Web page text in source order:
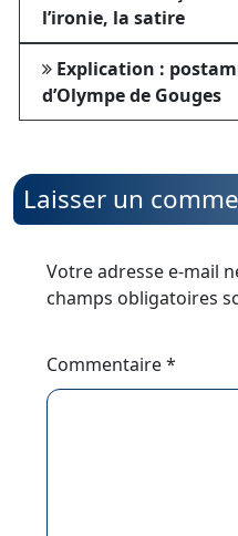
l’ironie, la satire
Explication :
d’Olympe de Gouges
Laisser un
Votre adresse e-mail
champs obligatoires
Commentaire*